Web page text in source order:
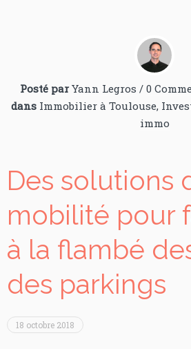
Posté par Yann Legros / 0
dans Immobilier à Toulouse,
immo
Des solutions
mobilité pour
à la flambé
des parkings
18 octobre 2018